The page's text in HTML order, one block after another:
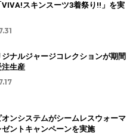
VIVA!スキンスーツ3着祭り!!」を実
ジナルジャージコレクションが期間
注生産
ンシステムがシームレスウォーマ
ゼントキャンペーンを実施